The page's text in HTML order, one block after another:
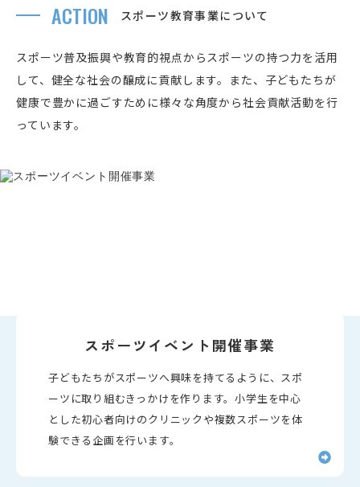
ACTION スポーツ教育事業について
スポーツ普及振興や教育的視点からスポーツの持つ力を活用
して、健全な社会の醸成に貢献します。また、子どもたちが
健康で豊かに過ごすために様々な角度から社会貢献活動を行
っています。
スポーツイベント開催事業
子どもたちがスポーツへ興味を持てるように、スポ
ーツに取り組むきっかけを作ります。小学生を中心
とした初心者向けのクリニックや複数スポーツを体
験できる企画を行います。